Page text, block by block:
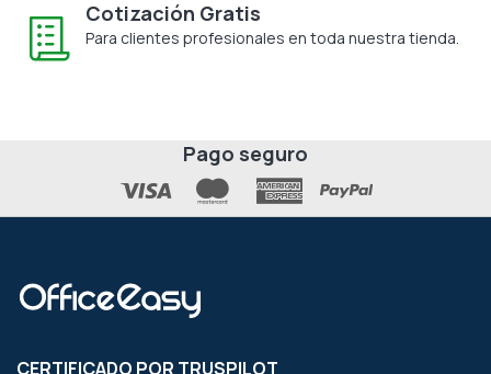
Cotización Gratis
Para clientes profesionales en toda nuestra tienda.
Pago seguro
CERTIFICADO POR TRUSPILOT